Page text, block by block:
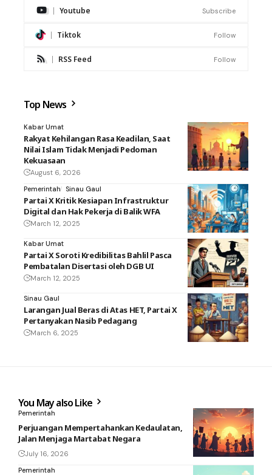
Youtube Subscribe
Tiktok Follow
RSS Feed Follow
Top News
Kabar Umat
Rakyat Kehilangan Rasa Keadilan, Saat
Nilai Islam Tidak Menjadi Pedoman
Kekuasaan
August 6, 2026
Pemerintah
Sinau Gaul
Partai X Kritik Kesiapan Infrastruktur
Digital dan Hak Pekerja di Balik WFA
March 12, 2025
Kabar Umat
Partai X Soroti Kredibilitas Bahlil Pasca
Pembatalan Disertasi oleh DGB UI
March 12, 2025
Sinau Gaul
Larangan Jual Beras di Atas HET, Partai X
Pertanyakan Nasib Pedagang
March 6, 2025
You May also Like
Pemerintah
Perjuangan Mempertahankan Kedaulatan,
Jalan Menjaga Martabat Negara
July 16, 2026
Pemerintah